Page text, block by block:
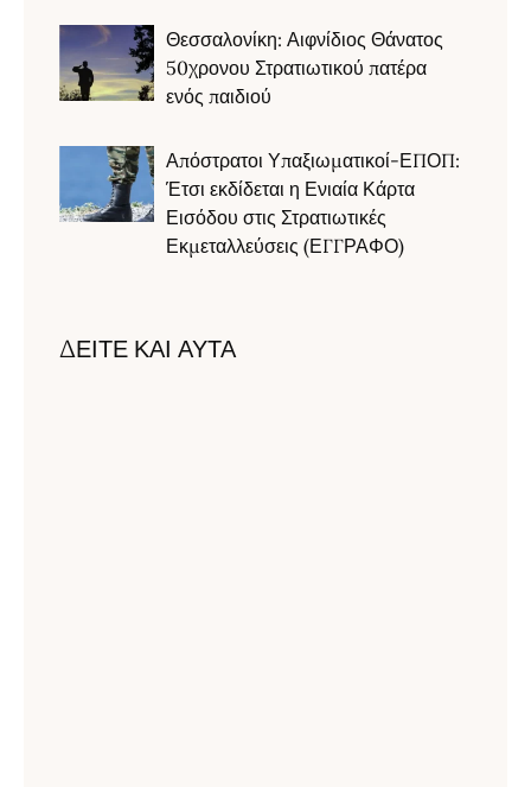
Θεσσαλονίκη: Αιφνίδιος Θάνατος
50χρονου Στρατιωτικού πατέρα
ενός παιδιού
Απόστρατοι Υπαξιωματικοί-ΕΠΟΠ:
Έτσι εκδίδεται η Ενιαία Κάρτα
Εισόδου στις Στρατιωτικές
Εκμεταλλεύσεις (ΕΓΓΡΑΦΟ)
ΔΕΙΤΕ ΚΑΙ ΑΥΤΑ